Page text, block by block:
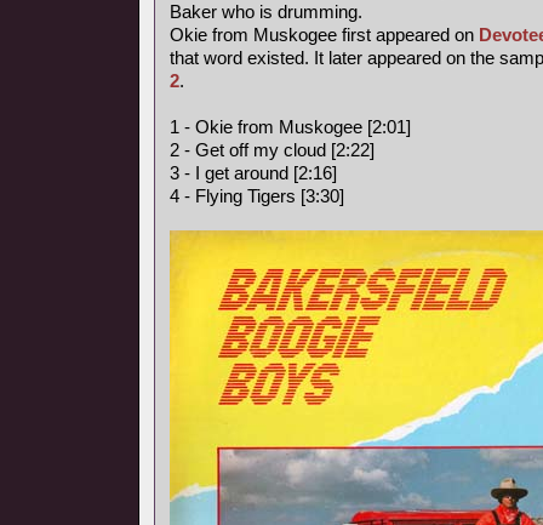
Baker who is drumming.
Okie from Muskogee first appeared on
that word existed. It later appeared on the
2.
1 - Okie from Muskogee [2:01]
2 - Get off my cloud [2:22]
3 - I get around [2:16]
4 - Flying Tigers [3:30]